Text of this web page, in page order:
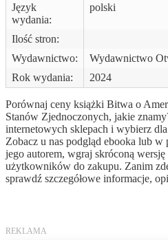
Język
wydania:
polski
Ilość stron:
Wydawnictwo:
Wydawnictwo
Rok wydania:
2024
Porównaj ceny książki Bitwa o
Stanów Zjednoczonych, jakie
internetowych sklepach i wybierz
Zobacz u nas podgląd ebooka lub w
jego autorem, wgraj skróconą
użytkowników do zakupu. Zanim
sprawdź szczegółowe informacje,